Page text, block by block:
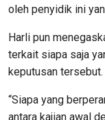
oleh penyidik ini
Harli pun
terkait siapa saja
keputusan tersebut.
“Siapa yang
antara kajian awal